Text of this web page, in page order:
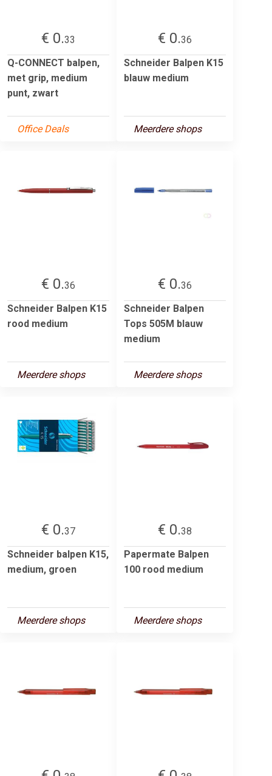
€ 0.33
Q-CONNECT balpen,
met grip, medium
punt, zwart
Office Deals
€ 0.36
Schneider Balpen K15
blauw medium
Meerdere shops
€ 0.36
Schneider Balpen K15
rood medium
Meerdere shops
€ 0.36
Schneider Balpen
Tops 505M blauw
medium
Meerdere shops
€ 0.37
Schneider balpen K15,
medium, groen
Meerdere shops
€ 0.38
Papermate Balpen
100 rood medium
Meerdere shops